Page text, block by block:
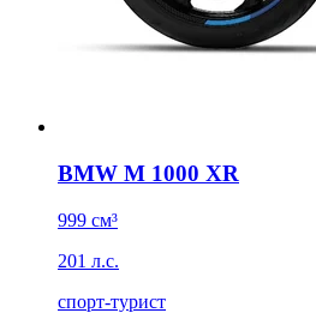
BMW M 1000 XR
999 см³
201 л.с.
спорт-турист